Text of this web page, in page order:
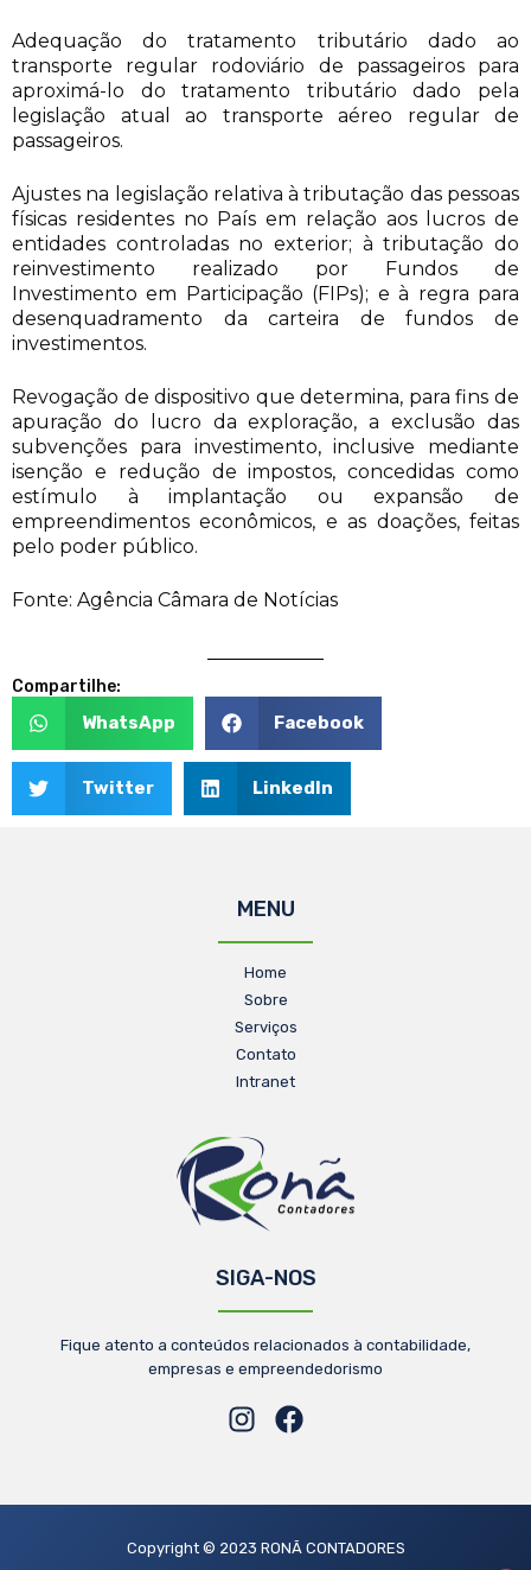
Adequação do tratamento tributário dado ao
transporte regular rodoviário de passageiros para
aproximá-lo do tratamento tributário dado pela
legislação atual ao transporte aéreo regular de
passageiros.
Ajustes na legislação relativa à tributação das pessoas
físicas residentes no País em relação aos lucros de
entidades controladas no exterior; à tributação do
reinvestimento realizado por Fundos de
Investimento em Participação (FIPs); e à regra para
desenquadramento da carteira de fundos de
investimentos.
Revogação de dispositivo que determina, para fins de
apuração do lucro da exploração, a exclusão das
subvenções para investimento, inclusive mediante
isenção e redução de impostos, concedidas como
estímulo à implantação ou expansão de
empreendimentos econômicos, e as doações, feitas
pelo poder público.
Fonte: Agência Câmara de Notícias
Compartilhe:
WhatsApp Facebook
Twitter LinkedIn
MENU
Home
Sobre
Serviços
Contato
Intranet
SIGA-NOS
Fique atento a conteúdos relacionados à contabilidade,
empresas e empreendedorismo
Copyright © 2023 RONÃ CONTADORES